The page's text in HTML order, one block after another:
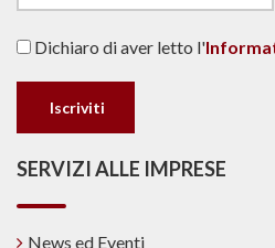
Dichiaro di aver letto l'
SERVIZI ALLE IMPRESE
News ed Eventi